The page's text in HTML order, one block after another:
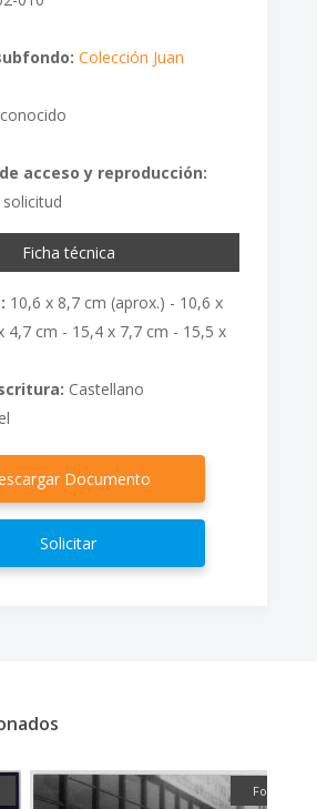
Colección Juan
acceso y reproducción:
Ficha técnica
10,6 x 8,7 cm (aprox.) - 10,6 x
4,7 cm - 15,4 x 7,7 cm - 15,5 x
Castellano
Documento
Solicitar
Fotografía